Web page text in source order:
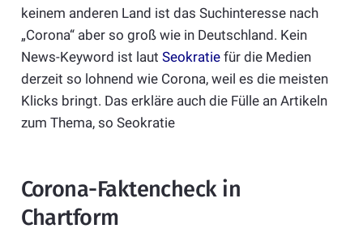
keinem anderen Land ist das Suchinteresse nach
„Corona“ aber so groß wie in Deutschland. Kein
News-Keyword ist laut Seokratiefür die Medien
derzeit so lohnend wie Corona, weil es die meisten
Klicks bringt. Das erkläre auch die Fülle an Artikeln
zum Thema, so Seokratie
Corona-Faktencheck in
Chartform